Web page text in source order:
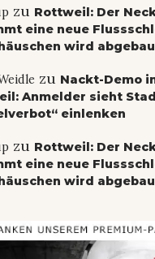
zu Rottweil: Der
eine neue
wird
zu Nackt-Demo
Anmelder sieht
einlenken
zu Rottweil: Der
eine neue
wird